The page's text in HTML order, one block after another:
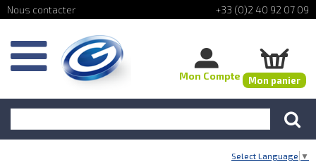
+33 (0)2 40 92 07 09
Mon Compte Mon panier
Select Language ▼